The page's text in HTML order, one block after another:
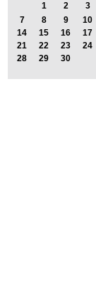
1
2 3
7
8 9 10
14
15 16 17
21
22 23 24
28
29 30